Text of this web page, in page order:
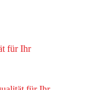
für Ihr